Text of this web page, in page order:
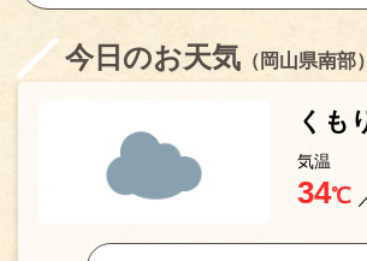
今日のお天気 （岡山県南部）
くも
気温
34℃